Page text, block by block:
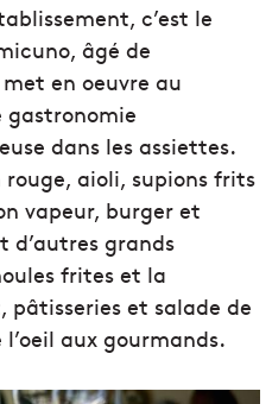
c’est le
âgé de
en oeuvre au
gastronomie
dans les assiettes.
aioli, supions frits
vapeur, burger et
grands
frites et la
pâtisseries et salade de
aux gourmands.